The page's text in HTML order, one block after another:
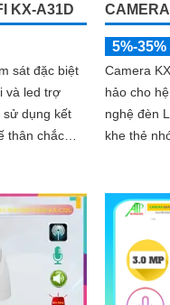
KX-A31D
sát đặc biệt
và led trợ
thân chắc
5%-35%
Camera
hảo cho hệ
nghệ đèn
khe thẻ